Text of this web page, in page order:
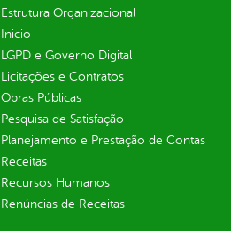
Estrutura Organizacional
Inicio
LGPD e Governo Digital
Licitações e Contratos
Obras Públicas
Pesquisa de Satisfação
Planejamento e Prestação de Contas
Receitas
Recursos Humanos
Renúncias de Receitas